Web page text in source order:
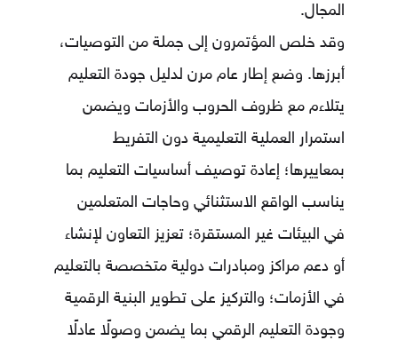
المجال.
وقد خلص المؤتمرون إلى جملة من التوصيات،
أبرزها. وضع إطار عام مرن لدليل جودة التعليم
يتلاءم مع ظروف الحروب والأزمات ويضمن
استمرار العملية التعليمية دون التفريط
بمعاييرها؛ إعادة توصيف أساسيات التعليم بما
يناسب الواقع الاستثنائي وحاجات المتعلمين
في البيئات غير المستقرة؛ تعزيز التعاون لإنشاء
أو دعم مراكز ومبادرات دولية متخصصة بالتعليم
في الأزمات؛ والتركيز على تطوير البنية الرقمية
وجودة التعليم الرقمي بما يضمن وصولًا عادلًا